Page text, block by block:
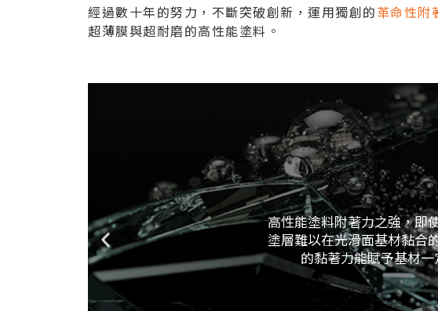
經過數十年的努力，不斷突破創新，運用獨創的革命性附
超薄膜與超耐磨的高性能塗料。
高性能塗料附著力之強，即
塗層難以在光滑面基材黏合
的黏著力能賦予基材